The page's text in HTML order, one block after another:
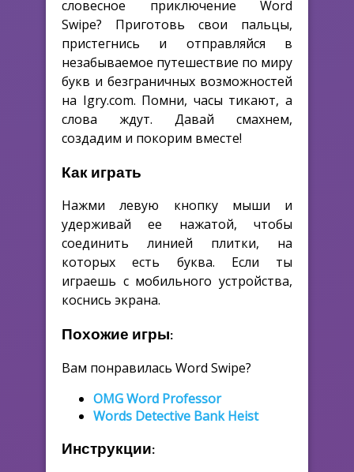
словесное приключение Word
Swipe? Приготовь свои пальцы,
пристегнись и отправляйся в
незабываемое путешествие по миру
букв и безграничных возможностей
на Igry.com. Помни, часы тикают, а
слова ждут. Давай смахнем,
создадим и покорим вместе!
Как играть
Нажми левую кнопку мыши и
удерживай ее нажатой, чтобы
соединить линией плитки, на
которых есть буква. Если ты
играешь с мобильного устройства,
коснись экрана.
Похожие игры:
Вам понравилась Word Swipe?
OMG Word Professor
Words Detective Bank Heist
Инструкции: